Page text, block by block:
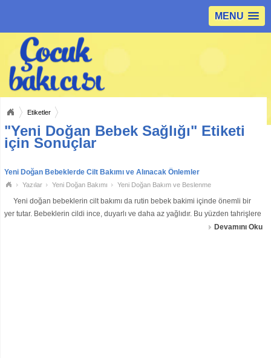
MENU
Etiketler
"Yeni Doğan Bebek Sağlığı" Etiketi
için Sonuçlar
Yeni Doğan Bebeklerde Cilt Bakımı ve Alınacak Önlemler
Yazılar Yeni Doğan Bakımı Yeni Doğan Bakım ve Beslenme
Yeni doğan bebeklerin cilt bakımı da rutin bebek bakimi içinde önemli bir
yer tutar. Bebeklerin cildi ince, duyarlı ve daha az yağlıdır. Bu yüzden tahrişlere
Devamını Oku